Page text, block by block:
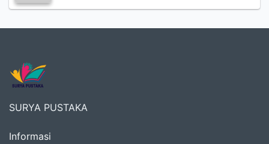
SURYA PUSTAKA
Informasi